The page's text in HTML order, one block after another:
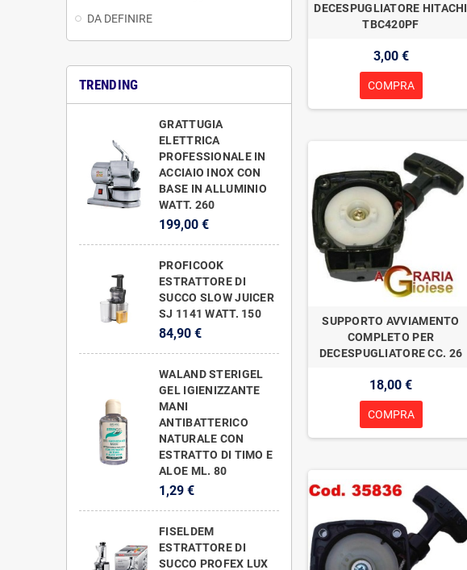
DA DEFINIRE
TRENDING
GRATTUGIA
ELETTRICA
PROFESSIONALE IN
ACCIAIO INOX CON
BASE IN ALLUMINIO
WATT. 260
199,00 €
PROFICOOK
ESTRATTORE DI
SUCCO SLOW JUICER
SJ 1141 WATT. 150
84,90 €
WALAND STERIGEL
GEL IGIENIZZANTE
MANI
ANTIBATTERICO
NATURALE CON
ESTRATTO DI TIMO E
ALOE ML. 80
1,29 €
FISELDEM
ESTRATTORE DI
SUCCO PROFEX LUX
DECESPUGLIATORE HITACHI
TBC420PF
3,00 €
COMPRA
SUPPORTO AVVIAMENTO
COMPLETO PER
DECESPUGLIATORE CC. 26
18,00 €
COMPRA